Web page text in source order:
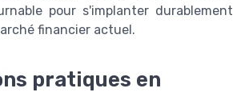
pour s'implanter durablement
financier actuel.
pratiques en